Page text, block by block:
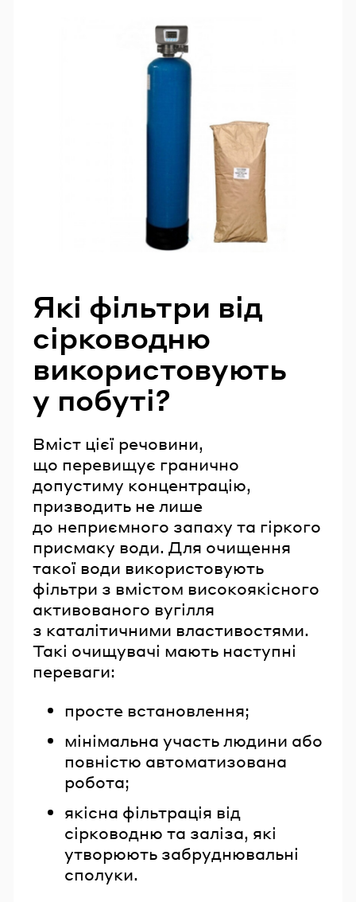
Які фільтри від
сірководню
використовують
у побуті?
Вміст цієї речовини,
що перевищує гранично
допустиму концентрацію,
призводить не лише
до неприємного запаху та гіркого
присмаку води. Для очищення
такої води використовують
фільтри з вмістом високоякісного
активованого вугілля
з каталітичними властивостями.
Такі очищувачі мають наступні
переваги:
просте встановлення;
мінімальна участь людини або
повністю автоматизована
робота;
якісна фільтрація від
сірководню та заліза, які
утворюють забруднювальні
сполуки.